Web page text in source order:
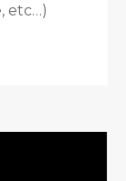
etc…)